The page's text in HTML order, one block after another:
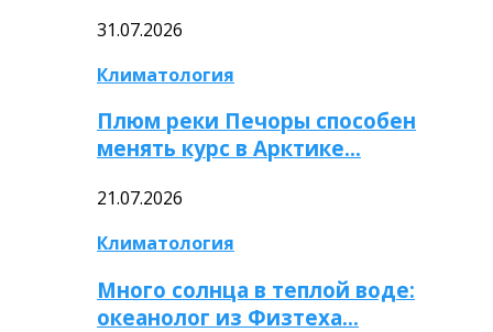
31.07.2026
Климатология
Плюм реки Печоры способен
менять курс в Арктике…
21.07.2026
Климатология
Много солнца в теплой воде:
океанолог из Физтеха…